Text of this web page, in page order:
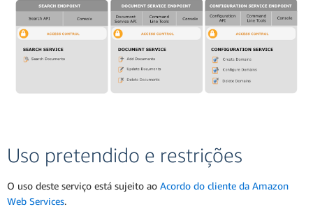
Uso pretendido e restrições
O uso deste serviço está sujeito ao Acordo do cliente da Amazon
Web Services.